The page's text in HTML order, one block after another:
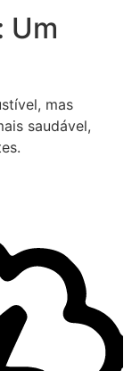
Um
mas
saudável,